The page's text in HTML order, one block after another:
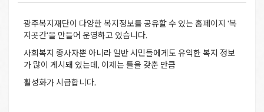
광주복지재단이 다양한 복지정보를 공유할 수 있는 홈페이지 '복
지곳간'을 만들어 운영하고 있습니다.
사회복지 종사자뿐 아니라 일반 시민들에게도 유익한 복지 정보
가 많이 게시돼 있는데, 이제는 틀을 갖춘 만큼
활성화가 시급합니다.